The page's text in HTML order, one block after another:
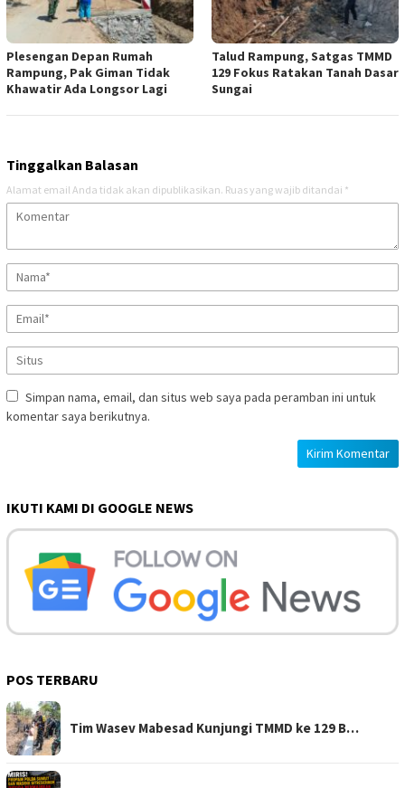
Plesengan Depan Rumah
Rampung, Pak Giman Tidak
Khawatir Ada Longsor Lagi
Talud Rampung, Satgas TMMD
129 Fokus Ratakan Tanah Dasar
Sungai
Tinggalkan Balasan
Alamat email Anda tidak akan dipublikasikan. Ruas yang wajib ditandai *
Simpan nama, email, dan situs web saya pada peramban ini untuk
komentar saya berikutnya.
IKUTI KAMI DI GOOGLE NEWS
POS TERBARU
Tim Wasev Mabesad Kunjungi TMMD ke 129 B…